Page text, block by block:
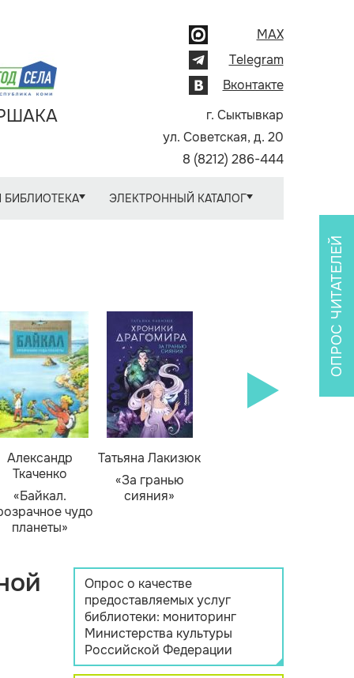
MAX
Telegram
Вконтакте
г. Сыктывкар
ул. Советская, д. 20
8 (8212) 286-444
БИБЛИОТЕКА ЭЛЕКТРОННЫЙ КАТАЛОГ
Александр
Ткаченко
«Байкал.
чудо
планеты»
Татьяна Лакизюк
«За гранью
сияния»
ОПРОС ЧИТАТЕЛЕЙ
Опрос о качестве
предоставляемых услуг
библиотеки: мониторинг
Министерства культуры
Российской Федерации